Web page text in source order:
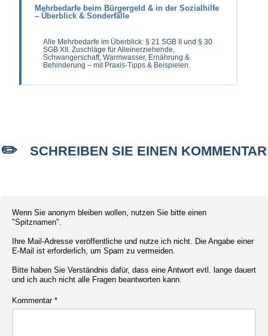
Mehrbedarfe beim Bürgergeld & in der Sozialhilfe
– Überblick & Sonderfälle
Alle Mehrbedarfe im Überblick: § 21 SGB II und § 30
SGB XII. Zuschläge für Alleinerziehende,
Schwangerschaft, Warmwasser, Ernährung &
Behinderung – mit Praxis-Tipps & Beispielen.
SCHREIBEN SIE EINEN KOMMENTAR
Wenn Sie anonym bleiben wollen, nutzen Sie bitte einen
"Spitznamen".
Ihre Mail-Adresse veröffentliche und nutze ich nicht. Die Angabe einer
E-Mail ist erforderlich, um Spam zu vermeiden.
Bitte haben Sie Verständnis dafür, dass eine Antwort evtl. lange dauert
und ich auch nicht alle Fragen beantworten kann.
Kommentar *